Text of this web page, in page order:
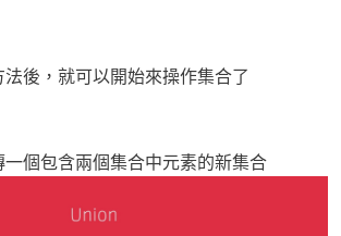
後，就可以開始來操作集合了
個包含兩個集合中元素的新集合